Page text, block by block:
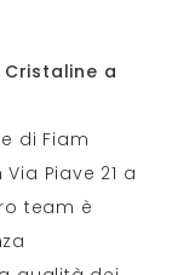
a
di Fiam
Piave 21 a
team è